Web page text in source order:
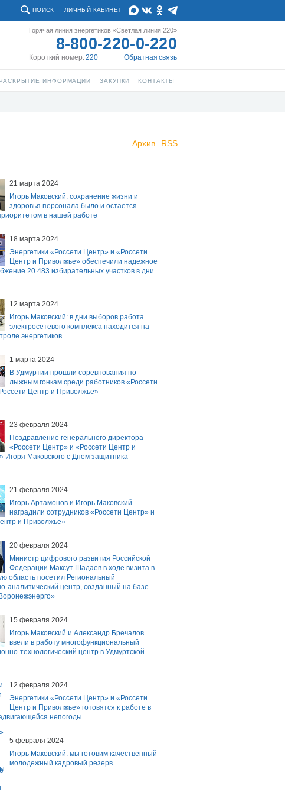
ЛИЧНЫЙ КАБИНЕТ
ПОИСК
Горячая линия энергетиков «Светлая линия 220»
8-800-220-0-220
Короткий номер:220 Обратная связь
РАСКРЫТИЕ ИНФОРМАЦИИ ЗАКУПКИ КОНТАКТЫ
Архив RSS
21 марта 2024
Игорь Маковский: сохранение жизни и
здоровья персонала было и остается
в нашей работе
18 марта 2024
Энергетики «Россети Центр» и «Россети
Центр и Приволжье» обеспечили надежное
20 483 избирательных участков в дни
12 марта 2024
Игорь Маковский: в дни выборов работа
электросетевого комплекса находится на
энергетиков
1 марта 2024
В Удмуртии прошли соревнования по
лыжным гонкам среди работников «Россети
Центр и Приволжье»
23 февраля 2024
Поздравление генерального директора
«Россети Центр» и «Россети Центр и
Игоря Маковского с Днем защитника
21 февраля 2024
Игорь Артамонов и Игорь Маковский
наградили сотрудников «Россети Центр» и
и Приволжье»
20 февраля 2024
Министр цифрового развития Российской
Федерации Максут Шадаев в ходе визита в
область посетил Региональный
аналитический центр, созданный на базе
15 февраля 2024
Игорь Маковский и Александр Бречалов
ввели в работу многофункциональный
технологический центр в Удмуртской
12 февраля 2024
Энергетики «Россети Центр» и «Россети
Центр и Приволжье» готовятся к работе в
непогоды
5 февраля 2024
Игорь Маковский: мы готовим качественный
молодежный кадровый резерв